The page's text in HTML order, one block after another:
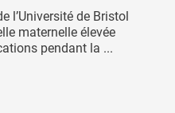
l’Université de Bristol
maternelle élevée
pendant la ...